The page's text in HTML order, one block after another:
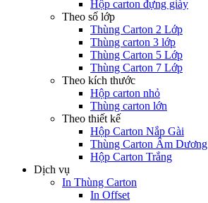
Hộp carton đựng giày
Theo số lớp
Thùng Carton 2 Lớp
Thùng carton 3 lớp
Thùng Carton 5 Lớp
Thùng Carton 7 Lớp
Theo kích thước
Hộp carton nhỏ
Thùng carton lớn
Theo thiết kế
Hộp Carton Nắp Gài
Thùng Carton Âm Dương
Hộp Carton Trắng
Dịch vụ
In Thùng Carton
In Offset